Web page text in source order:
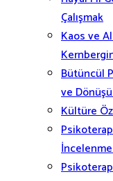
Çalışmak
Kaos ve
Bütüncül
ve
Kültüre